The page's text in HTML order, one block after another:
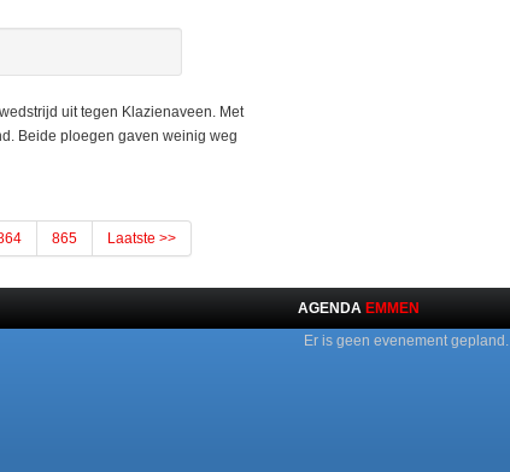
uit tegen Klazienaveen. Met
Beide ploegen gaven weinig weg
865 Laatste >>
AGENDA EMMEN
Er is geen evenement gepland.